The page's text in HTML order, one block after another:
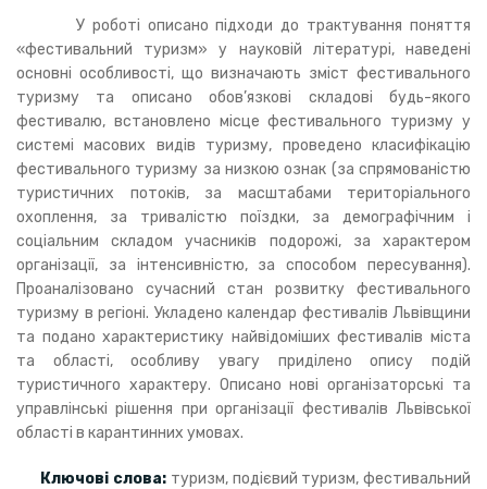
У роботі описано підходи до трактування поняття
«фестивальний туризм» у науковій літературі, наведені
основні особливості, що визначають зміст фестивального
туризму та описано обов’язкові складові будь-якого
фестивалю, встановлено місце фестивального туризму у
системі масових видів туризму, проведено класифікацію
фестивального туризму за низкою ознак (за спрямованістю
туристичних потоків, за масштабами територіального
охоплення, за тривалістю поїздки, за демографічним і
соціальним складом учасників подорожі, за характером
організації, за інтенсивністю, за способом пересування).
Проаналізовано сучасний стан розвитку фестивального
туризму в регіоні. Укладено календар фестивалів Львівщини
та подано характеристику найвідоміших фестивалів міста
та області, особливу увагу приділено опису подій
туристичного характеру. Описано нові організаторські та
управлінські рішення при організації фестивалів Львівської
області в карантинних умовах.
Ключові слова: туризм, подієвий туризм, фестивальний